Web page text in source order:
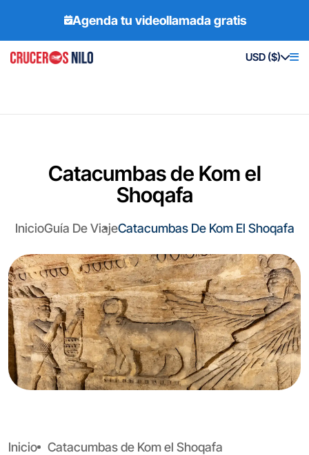
Agenda tu videollamada gratis
USD ($)
Catacumbas de Kom el
Shoqafa
InicioGuía De ViajeCatacumbas De Kom El Shoqafa
Inicio Catacumbas de Kom el Shoqafa